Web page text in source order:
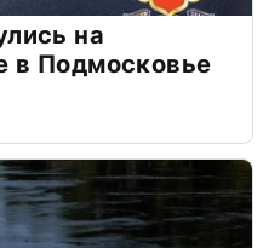
на
в Подмосковье